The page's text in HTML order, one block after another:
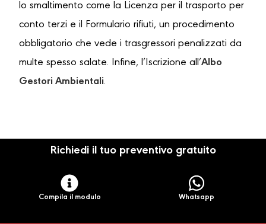
lo smaltimento come la Licenza per il trasporto per
conto terzi e il Formulario rifiuti, un procedimento
obbligatorio che vede i trasgressori penalizzati da
multe spesso salate. Infine, l’Iscrizione all’Albo
Gestori Ambientali.
Richiedi il tuo preventivo gratuito
Compila il modulo Whatsapp